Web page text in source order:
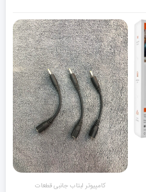
کامپیوتر لبتاب جانبی قطعات